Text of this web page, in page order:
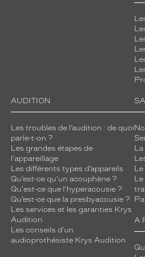
AUDITION
Les troubles de l’audition : de quoi
parle-t-on ?
Les grandes étapes de
l'appareillage
Les différents types d’appareils
Qu’est-ce qu'un acouphène ?
Qu'est-ce que l'hyperacousie ?
Qu’est-ce que la presbyacousie ?
Les services et les garanties Krys
Audition
Les conseils d'un
audioprothésiste Krys Audition
A